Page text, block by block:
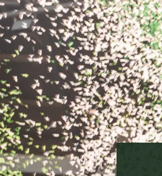
Zum
Inhalt
springen